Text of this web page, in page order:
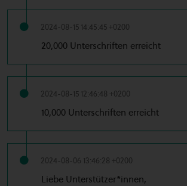
2024-08-15 14:45:45 +0200
20,000 Unterschriften erreicht
2024-08-15 12:46:48 +0200
10,000 Unterschriften erreicht
2024-08-06 13:46:28 +0200
Liebe Unterstützer*innen,